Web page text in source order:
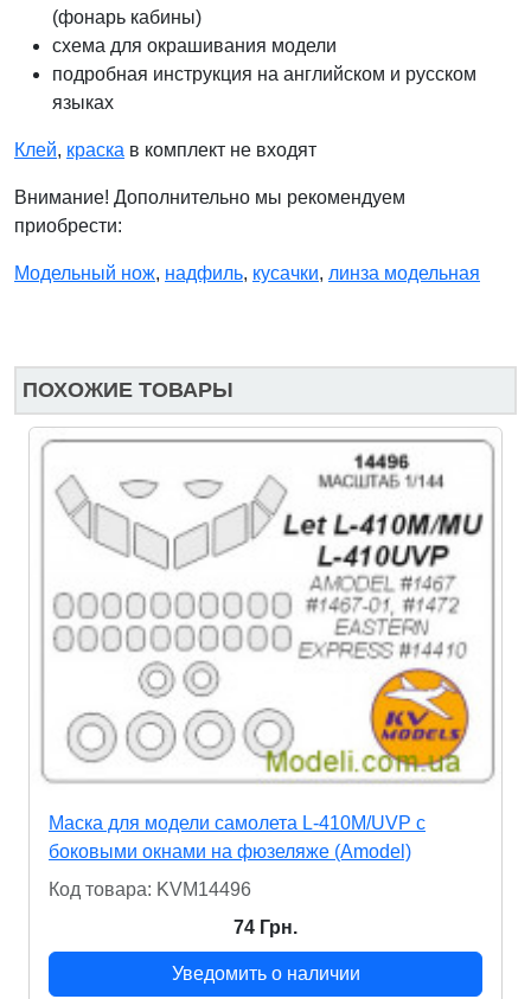
(фонарь кабины)
схема для окрашивания модели
подробная инструкция на английском и русском
языках
Клей, краска в комплект не входят
Внимание! Дополнительно мы рекомендуем
приобрести:
Модельный нож, надфиль, кусачки, линза модельная
ПОХОЖИЕ ТОВАРЫ
Маска для модели самолета L-410M/UVP с
боковыми окнами на фюзеляже (Amodel)
Код товара: KVM14496
74 Грн.
Уведомить о наличии